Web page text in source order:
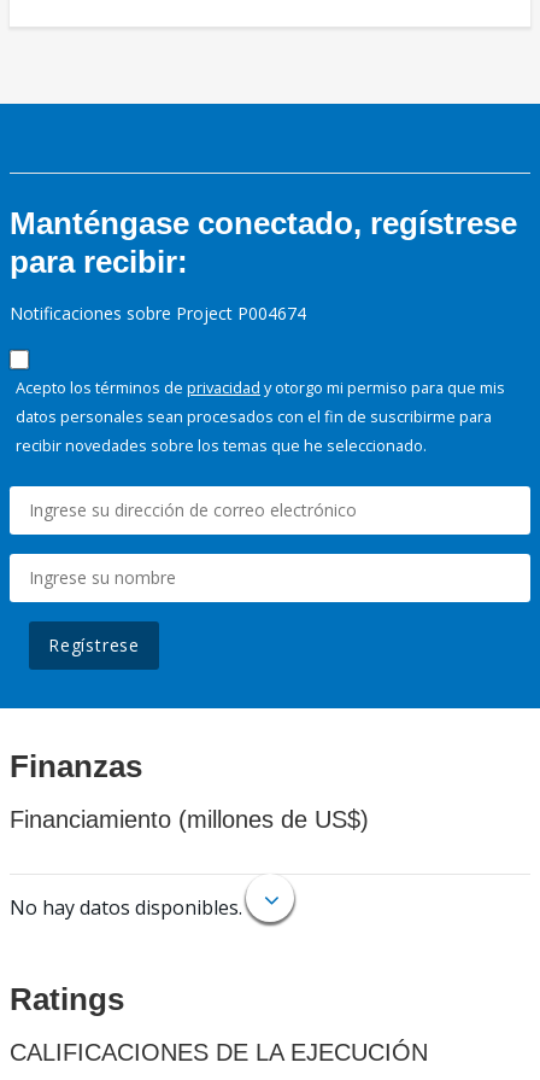
Manténgase conectado, regístrese
para recibir:
Notificaciones sobre Project P004674
Acepto los términos de privacidad y otorgo mi permiso para que mis
datos personales sean procesados con el fin de suscribirme para
recibir novedades sobre los temas que he seleccionado.
Regístrese
Finanzas
Financiamiento (millones de US$)
No hay datos disponibles.
Ratings
CALIFICACIONES DE LA EJECUCIÓN